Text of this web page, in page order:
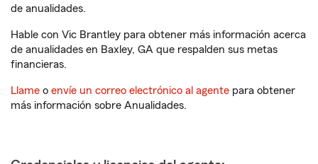
de anualidades.
Hable con Vic Brantley para obtener más información acerca
de anualidades en Baxley, GA que respalden sus metas
financieras.
Llame o envíe un correo electrónico al agente para obtener
más información sobre Anualidades.